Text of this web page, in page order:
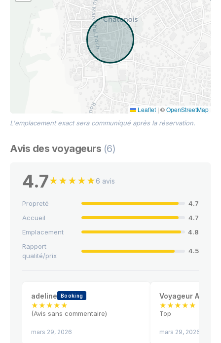
Leaflet | ©OpenStreetMap
L'emplacement exact sera communiqué après la réservation.
Avis des voyageurs (6)
4.7★★★★★6 avis
Propreté
4.7
Accueil
4.7
Emplacement
4.8
Rapport
qualité/prix
4.5
adeline Booking
★★★★★
(Avis sans commentaire)
mars 29, 2026
Voyageur Airbnb
★★★★★
Top
mars 29, 2026